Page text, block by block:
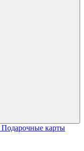
Подарочные карты